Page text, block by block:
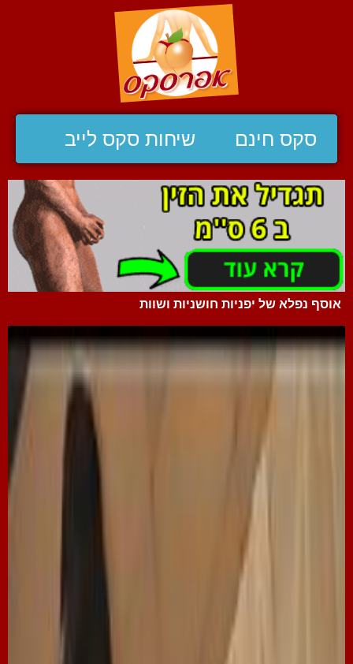
סקס חינם שיחות סקס לייב
אוסף נפלא של יפניות חושניות ושוות